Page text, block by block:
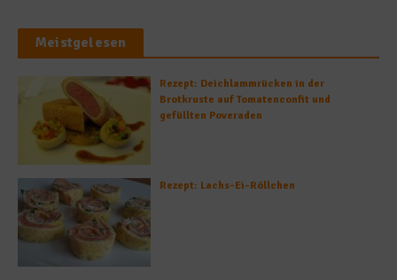
Meistgelesen
Rezept: Deichlammrücken in der
Brotkruste auf Tomatenconfit und
gefüllten Poveraden
Rezept: Lachs-Ei-Röllchen